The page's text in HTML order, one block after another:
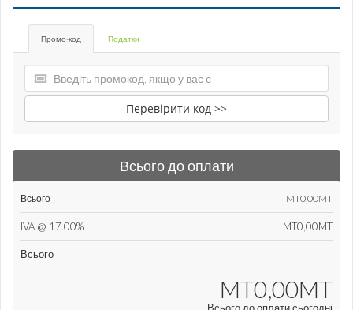
Промо-код Податки
Перевірити код >>
Всього до оплати
Всього MT0,00MT
IVA @ 17.00% MT0,00MT
Всього
MT0,00MT